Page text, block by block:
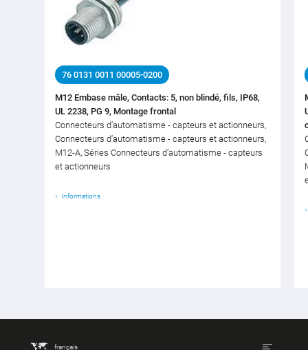
76 0131 0011 00005-0200
M12 Embase mâle, Contacts: 5, non blindé, fils, IP68,
UL 2238, PG 9, Montage frontal
Connecteurs d‘automatisme - capteurs et actionneurs,
Connecteurs d‘automatisme - capteurs et actionneurs,
M12-A, Séries Connecteurs d‘automatisme - capteurs
et actionneurs
Informations
français